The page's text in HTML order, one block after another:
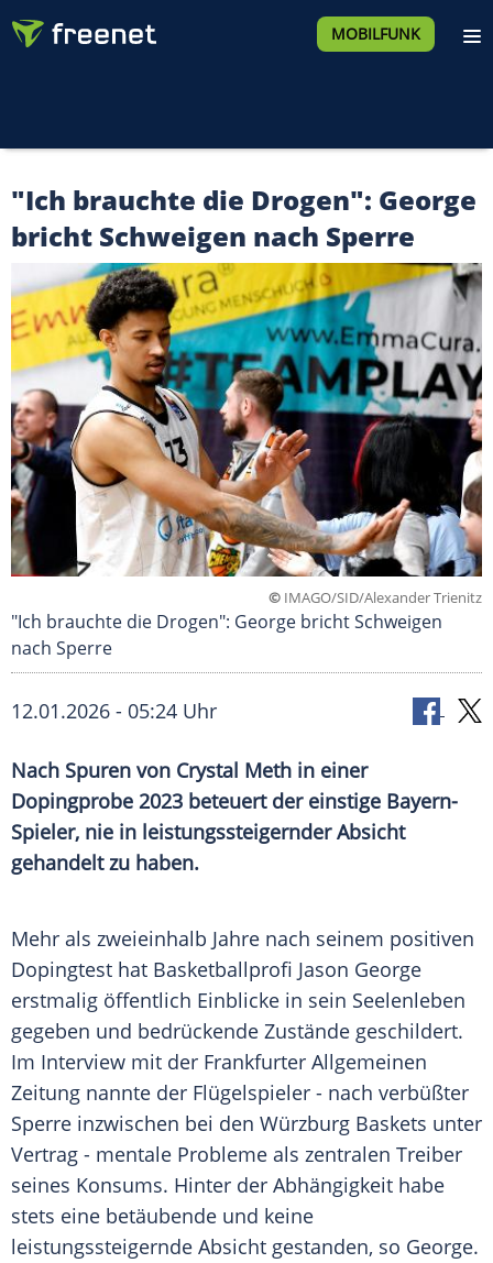
MOBILFUNK
"Ich brauchte die Drogen": George
bricht Schweigen nach Sperre
© IMAGO/SID/Alexander Trienitz
"Ich brauchte die Drogen": George bricht Schweigen
nach Sperre
12.01.2026 - 05:24 Uhr
Nach Spuren von Crystal Meth in einer
Dopingprobe 2023 beteuert der einstige Bayern-
Spieler, nie in leistungssteigernder Absicht
gehandelt zu haben.
Mehr als zweieinhalb Jahre nach seinem positiven
Dopingtest hat Basketballprofi Jason George
erstmalig öffentlich Einblicke in sein Seelenleben
gegeben und bedrückende Zustände geschildert.
Im Interview mit der Frankfurter Allgemeinen
Zeitung nannte der Flügelspieler - nach verbüßter
Sperre inzwischen bei den Würzburg Baskets unter
Vertrag - mentale Probleme als zentralen Treiber
seines Konsums. Hinter der Abhängigkeit habe
stets eine betäubende und keine
leistungssteigernde Absicht gestanden, so George.